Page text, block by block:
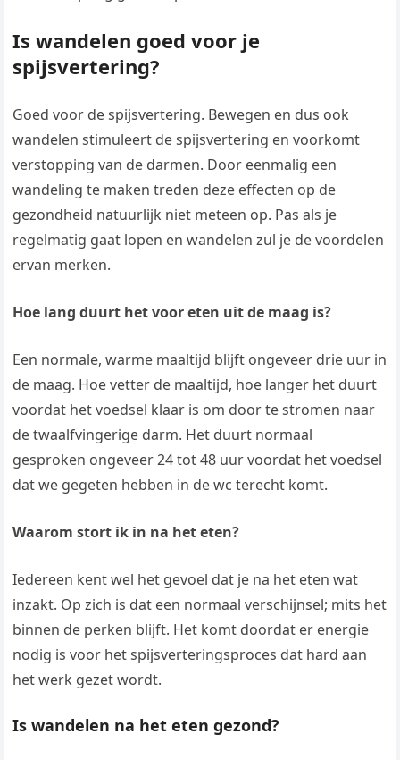
Is wandelen goed voor je
spijsvertering?
Goed voor de spijsvertering. Bewegen en dus ook
wandelen stimuleert de spijsvertering en voorkomt
verstopping van de darmen. Door eenmalig een
wandeling te maken treden deze effecten op de
gezondheid natuurlijk niet meteen op. Pas als je
regelmatig gaat lopen en wandelen zul je de voordelen
ervan merken.
Hoe lang duurt het voor eten uit de maag is?
Een normale, warme maaltijd blijft ongeveer drie uur in
de maag. Hoe vetter de maaltijd, hoe langer het duurt
voordat het voedsel klaar is om door te stromen naar
de twaalfvingerige darm. Het duurt normaal
gesproken ongeveer 24 tot 48 uur voordat het voedsel
dat we gegeten hebben in de wc terecht komt.
Waarom stort ik in na het eten?
Iedereen kent wel het gevoel dat je na het eten wat
inzakt. Op zich is dat een normaal verschijnsel; mits het
binnen de perken blijft. Het komt doordat er energie
nodig is voor het spijsverteringsproces dat hard aan
het werk gezet wordt.
Is wandelen na het eten gezond?